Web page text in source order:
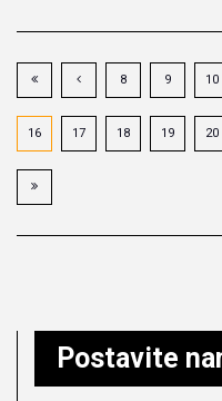
8 9 10
16 17 18 19 20
Postavite